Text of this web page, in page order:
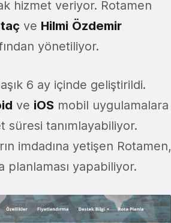
hizmet veriyor. Rotamen
ve Hilmi Özdemir
yönetiliyor.
6 ay içinde geliştirildi.
ve iOS mobil uygulamalara
tanımlayabiliyor.
imdadına yetişen Rotamen,
yapabiliyor.